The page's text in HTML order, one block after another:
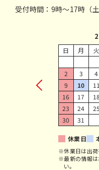
受付時間：9時〜17時（
日 月 火
2
3 4
9
10 11
16
17 18
23
24 25
30
31
休業日
※休業日は出荷
※最新の情報は
い。